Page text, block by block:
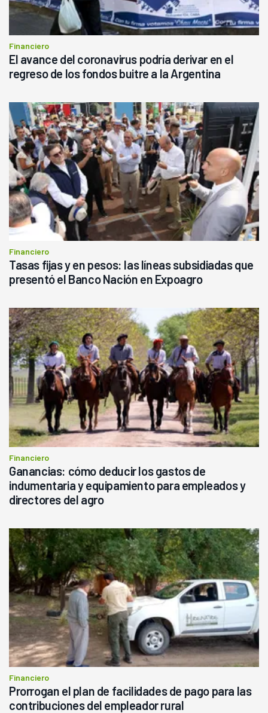
Financiero
El avance del coronavirus podría derivar en el
regreso de los fondos buitre a la Argentina
Financiero
Tasas fijas y en pesos: las líneas subsidiadas que
presentó el Banco Nación en Expoagro
Financiero
Ganancias: cómo deducir los gastos de
indumentaria y equipamiento para empleados y
directores del agro
Financiero
Prorrogan el plan de facilidades de pago para las
contribuciones del empleador rural